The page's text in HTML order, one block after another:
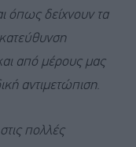
όπως δείχνουν τα
από μέρους μας
αντιμετώπιση.
πολλές